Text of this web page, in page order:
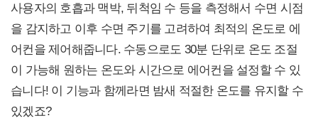
사용자의 호흡과 맥박, 뒤척임 수 등을 측정해서 수면 시점
을 감지하고 이후 수면 주기를 고려하여 최적의 온도로 에
어컨을 제어해줍니다. 수동으로도 30분 단위로 온도 조절
이 가능해 원하는 온도와 시간으로 에어컨을 설정할 수 있
습니다! 이 기능과 함께라면 밤새 적절한 온도를 유지할 수
있겠죠?